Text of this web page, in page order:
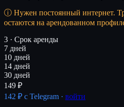
Нужен постоянный интернет.
остаются на арендованном
3 · Срок аренды
7 дней
10 дней
14 дней
30 дней
149 ₽
142 ₽ с Telegram · войти